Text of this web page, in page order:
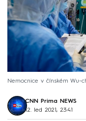
Nemocnice v čínském Wu-
CNN Prima NEWS
12. led 2021, 23:41